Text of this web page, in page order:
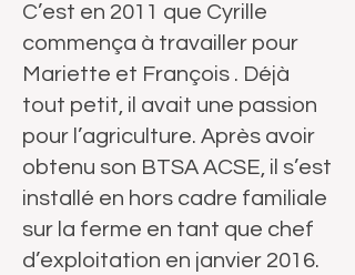
C’est en 2011 que Cyrille
commença à travailler pour
Mariette et François . Déjà
tout petit, il avait une passion
pour l’agriculture. Après avoir
obtenu son BTSA ACSE, il s’est
installé en hors cadre familiale
sur la ferme en tant que chef
d’exploitation en janvier 2016.